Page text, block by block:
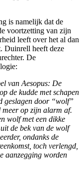
is namelijk dat de
voortzetting van zijn
leeft over het al dan
Duinrell heeft deze
De
van Aesopus: De
de kudde met schapen
geslagen door “wolf”
meer op zijn alarm af.
wolf met een dikke
de bek van de wolf
ondanks de
toch verlengd,
aanzegging worden